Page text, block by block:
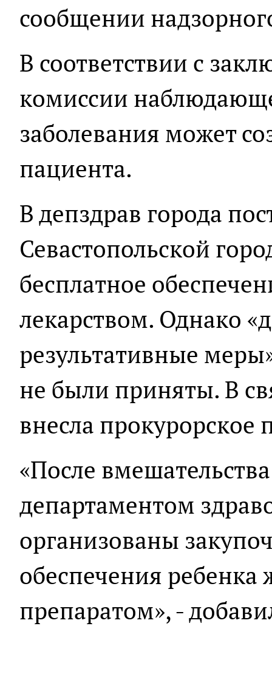
сообщении
В соответствии с
комиссии
заболевания может
пациента.
В депздрав города
Севастопольской
бесплатное
лекарством. Однако
результативные
не были приняты. В
внесла прокурорское
«После
департаментом
организованы
обеспечения
препаратом», -